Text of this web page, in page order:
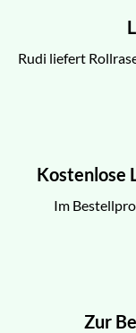
Rudi liefert
Kostenlose
Im
Zur